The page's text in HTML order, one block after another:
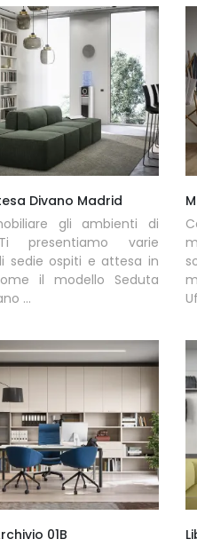
Divano Madrid
gli ambienti di
presentiamo varie
sedie ospiti e attesa in
il modello Seduta
...
01B